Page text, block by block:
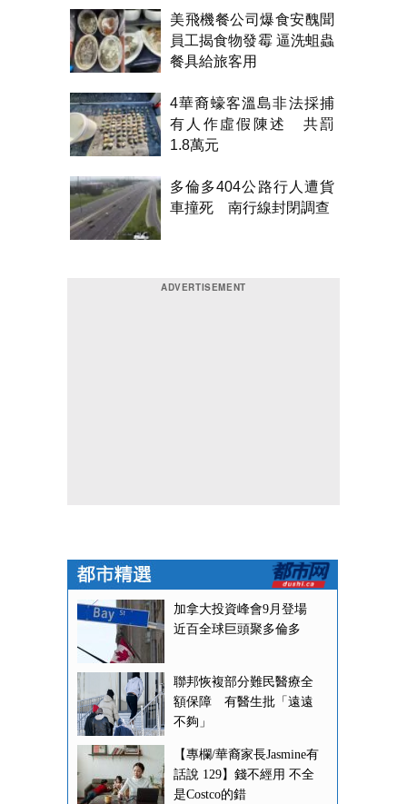
美飛機餐公司爆食安醜聞
員工揭食物發霉 逼洗蛆蟲
餐具給旅客用
4華裔蠔客溫島非法採捕
有人作虛假陳述 共罰
1.8萬元
多倫多404公路行人遭貨
車撞死 南行線封閉調查